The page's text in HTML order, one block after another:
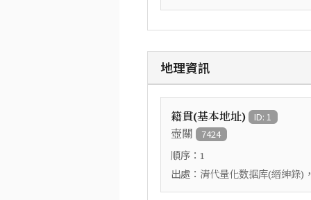
地理資訊
籍貫(基本地址) ID: 1
壺關 7424
順序： 1
出處： 清代量化数据库(縉紳錄)